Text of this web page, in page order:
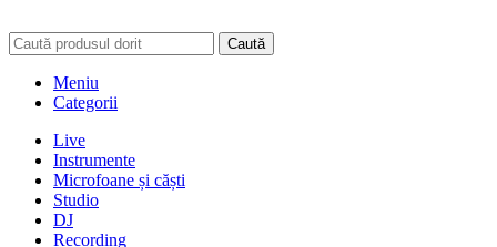
Caută
Meniu
Categorii
Live
Instrumente
Microfoane și căști
Studio
DJ
Recording